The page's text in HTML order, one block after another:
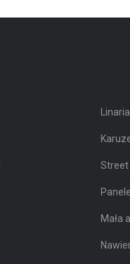
Linaria
Street
Mała